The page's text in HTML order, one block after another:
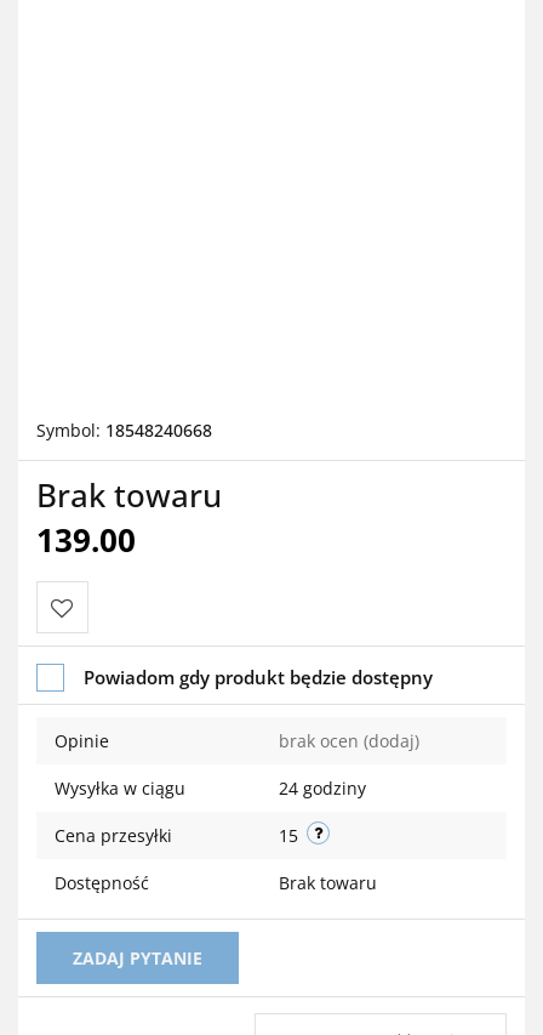
Symbol: 18548240668
Brak towaru
139.00
Do
przechowalni
Powiadom gdy produkt będzie dostępny
Opinie brak ocen (dodaj)
Wysyłka w ciągu 24 godziny
Cena przesyłki 15
Dostępność Brak towaru
ZADAJ PYTANIE